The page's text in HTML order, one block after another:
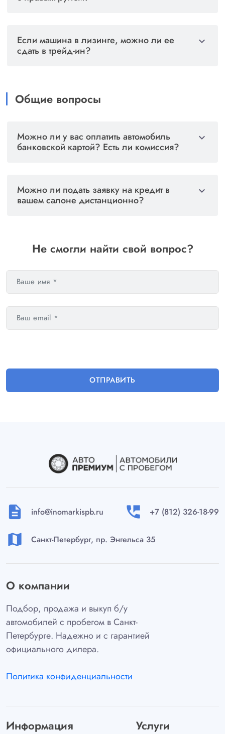
Если машина в лизинге, можно ли ее
сдать в трейд-ин?
expand_more
приобретаемый у нас автомобиль.
Общие вопросы
Можно ли у вас оплатить автомобиль
банковской картой? Есть ли комиссия?
expand_more
оплаты. Мы включаем этот процент в стоимость
автомобиля. Соответственно, чтобы не
Можно ли подать заявку на кредит в
вашем салоне дистанционно?
expand_more
дистанционных средств коммуникации.
Не смогли найти свой вопрос?
ОТПРАВИТЬ
description info@inomarkispb.ru perm_phone_msg +7 (812) 326-18-99
map Санкт-Петербург, пр. Энгельса 35
О компании
Подбор, продажа и выкуп б/у
автомобилей с пробегом в Санкт-
Петербурге. Надежно и с гарантией
официального дилера.
Политика конфиденциальности
Информация Услуги